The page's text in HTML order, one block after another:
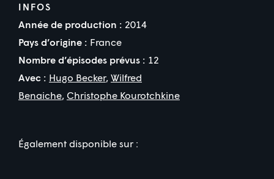
INFOS
Année de production : 2014
Pays d’origine : France
Nombre d’épisodes prévus : 12
Avec : Hugo Becker, Wilfred
Benaiche, Christophe Kourotchkine
Également disponible sur :